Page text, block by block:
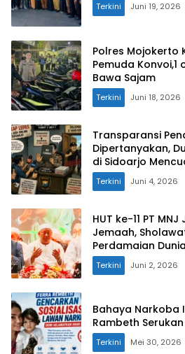
Terkini Juni 19, 2026
Polres Mojokerto
Pemuda
Bawa Sajam
Terkini Juni 18, 2026
Transparansi
Dipertanyakan,
di Sidoarjo
Terkini Juni 4, 2026
HUT ke-11 PT
Jemaah,
Perdamaian Dunia
Terkini Juni 2, 2026
Bahaya Narkoba
Rambeth
Terkini Mei 30, 2026